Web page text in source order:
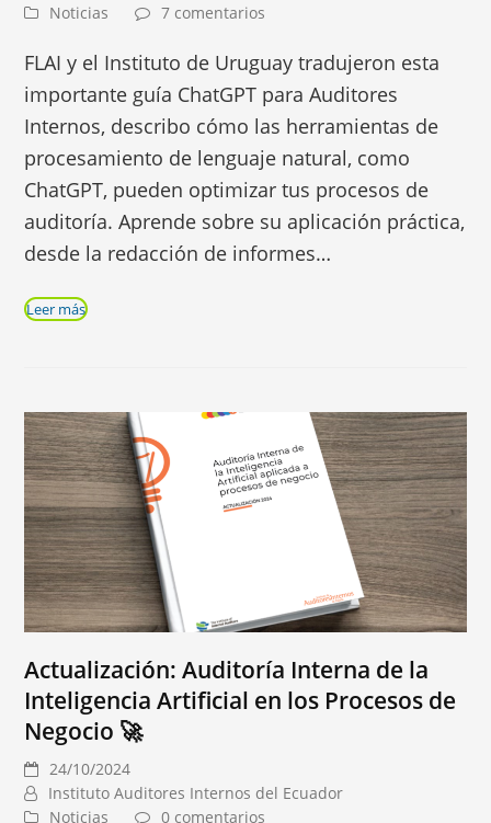
Noticias
7 comentarios
FLAI y el Instituto de Uruguay tradujeron esta
importante guía ChatGPT para Auditores
Internos, describo cómo las herramientas de
procesamiento de lenguaje natural, como
ChatGPT, pueden optimizar tus procesos de
auditoría. Aprende sobre su aplicación práctica,
desde la redacción de informes…
Leer más
Actualización: Auditoría Interna de la
Inteligencia Artificial en los Procesos de
Negocio 🚀
24/10/2024
Instituto Auditores Internos del Ecuador
Noticias
0 comentarios